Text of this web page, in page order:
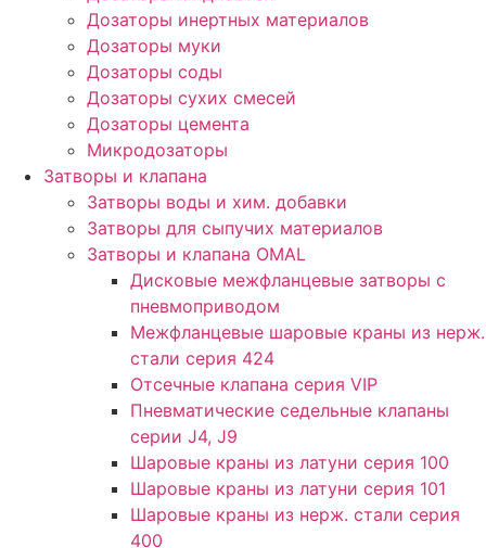
Дозаторы инертных материалов
Дозаторы муки
Дозаторы соды
Дозаторы сухих смесей
Дозаторы цемента
Микродозаторы
Затворы и клапана
Затворы воды и хим. добавки
Затворы для сыпучих материалов
Затворы и клапана OMAL
Дисковые межфланцевые затворы c
пневмоприводом
Межфланцевые шаровые краны из нерж.
стали серия 424
Отсечные клапана серия VIP
Пневматические седельные клапаны
серии J4, J9
Шаровые краны из латуни серия 100
Шаровые краны из латуни серия 101
Шаровые краны из нерж. стали серия
400